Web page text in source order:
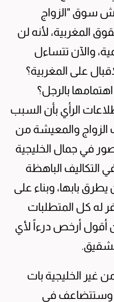
سوق "الزواج
المغربية، لأنه لن
والآن تتساءل
على المغربية؟
بالرجل؟
الرأي بأن السبب
الزواج والمعيشة من
في جمال الخليجية
التكاليف الباهظة
يطرق بابها، وبناء على
له كل المتطلبات
أقول أرخص درءاً لأي
غير الخليجية بات
وستتضاعف في